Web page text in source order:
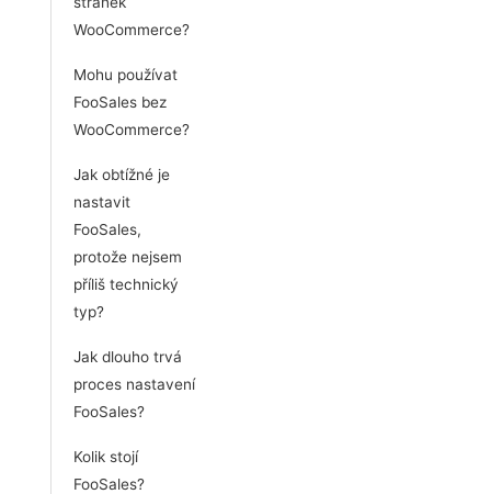
WooCommerce?
Mohu používat
FooSales bez
WooCommerce?
Jak obtížné je
nastavit
FooSales,
protože nejsem
příliš technický
typ?
Jak dlouho trvá
proces nastavení
FooSales?
Kolik stojí
FooSales?